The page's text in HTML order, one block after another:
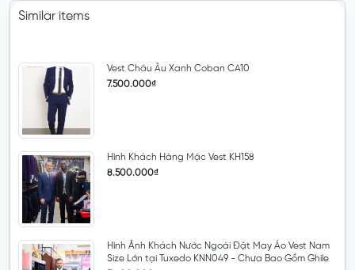
Similar items
Vest Châu Âu Xanh Coban CA10
7.500.000₫
Hình Khách Hàng Mặc Vest KH158
8.500.000₫
Hình Ảnh Khách Nước Ngoài Đặt May Áo Vest Nam
Size Lớn tại Tuxedo KNN049 - Chưa Bao Gồm Ghile